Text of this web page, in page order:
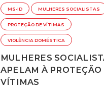
MS-ID MULHERES SOCIALISTAS
PROTEÇÃO DE VÍTIMAS
VIOLÊNCIA DOMÉSTICA
MULHERES
APELAM À PROTEÇÃO
VÍTIMAS